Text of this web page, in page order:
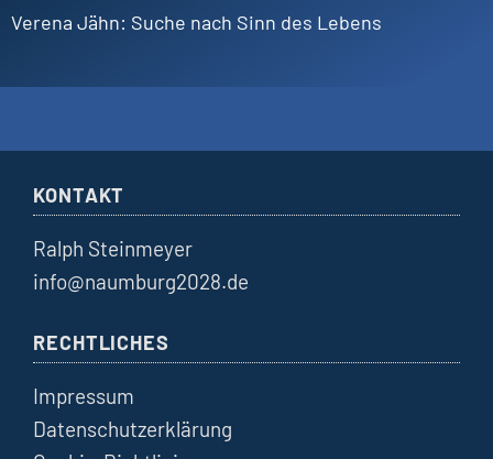
Verena Jähn Suche nach Sinn des Lebens
KONTAKT
Ralph Steinmeyer
info@naumburg2028.de
RECHTLICHES
Impressum
Datenschutzerklärung